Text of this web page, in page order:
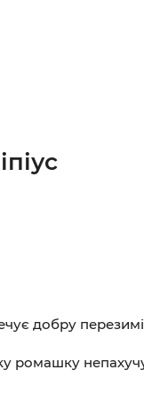
добру
ромашку